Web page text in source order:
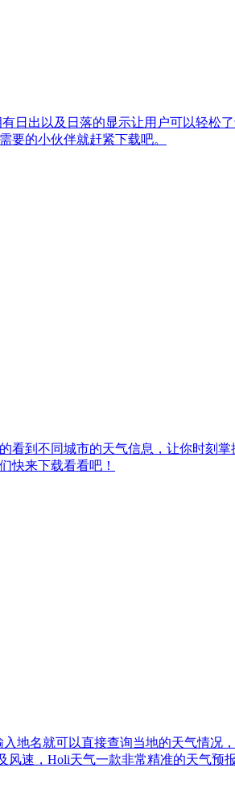
日出以及日落的显示让用户可以轻松
要的小伙伴就赶紧下载吧。
看到不同城市的天气信息，让你时刻
快来下载看看吧！
地名就可以直接查询当地的天气情
速，Holi天气一款非常精准的天气预